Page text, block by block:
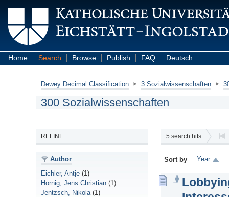
Home Search Browse Publish FAQ Deutsch
Dewey Decimal Classification 3 Sozialwissenschaften
300 Sozialwissenschaften
REFINE
Author
Eichler, Antje (1)
Hornig, Jens Christian (1)
Jentzsch, Nikola(1)
5 search hits
Sort by Year